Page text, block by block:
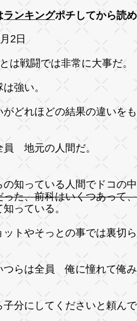
ランキングポチしてから読め
2日
戦闘では非常に大事だ。
強い。
どれほどの結果の違いを
地元の人間だ。
の知っている人間でドコの
った、前科はいくつあって
知っている。
トやそっとの事では裏切
らは全員 俺に憧れて俺み
分にしてください と頼ん